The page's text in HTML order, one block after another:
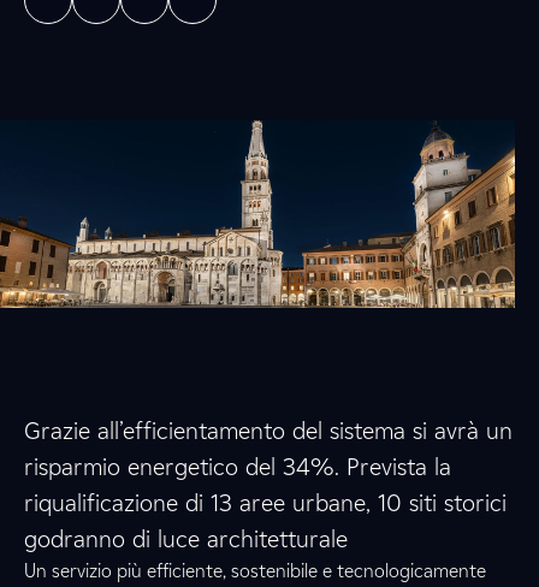
Grazie all’efficientamento del sistema si avrà un
risparmio energetico del 34%. Prevista la
riqualificazione di 13 aree urbane, 10 siti storici
godranno di luce architetturale
Un servizio più efficiente, sostenibile e tecnologicamente